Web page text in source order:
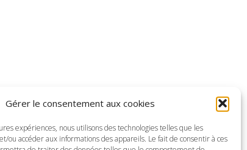
Gérer le consentement aux cookies
expériences, nous utilisons des technologies telles que les
ou accéder aux informations des appareils. Le fait de consentir à ces
pratiques, les liens utiles et les informations qui vous
nos rubriques ou nos informations.
pour mieux vous informer.